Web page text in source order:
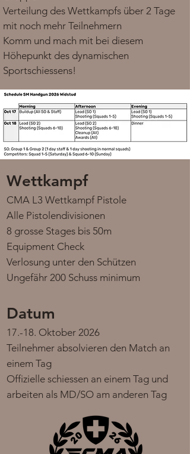
Verteilung des Wettkampfs über 2 Tage
mit noch mehr Teilnehmern
Komm und mach mit bei diesem
Höhepunkt des dynamischen
Sportschiessens!
​Wettkampf
CMA L3 Wettkampf Pistole
Alle Pistolendivisionen
8 grosse Stages bis 50m
Equipment Check
Verlosung unter den Schützen
Ungefähr 200 Schuss minimum
​Datum
17.-18. Oktober 2026
Teilnehmer absolvieren den Match an
einem Tag
Offizielle schiessen an einem Tag und
arbeiten als MD/SO am anderen Tag